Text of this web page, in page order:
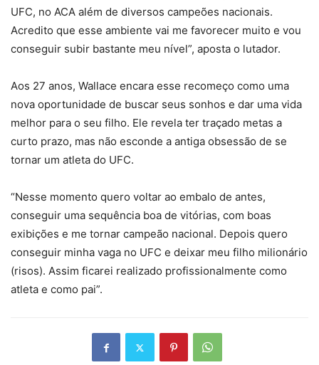
UFC, no ACA além de diversos campeões nacionais.
Acredito que esse ambiente vai me favorecer muito e vou
conseguir subir bastante meu nível”, aposta o lutador.
Aos 27 anos, Wallace encara esse recomeço como uma
nova oportunidade de buscar seus sonhos e dar uma vida
melhor para o seu filho. Ele revela ter traçado metas a
curto prazo, mas não esconde a antiga obsessão de se
tornar um atleta do UFC.
“Nesse momento quero voltar ao embalo de antes,
conseguir uma sequência boa de vitórias, com boas
exibições e me tornar campeão nacional. Depois quero
conseguir minha vaga no UFC e deixar meu filho milionário
(risos). Assim ficarei realizado profissionalmente como
atleta e como pai”.